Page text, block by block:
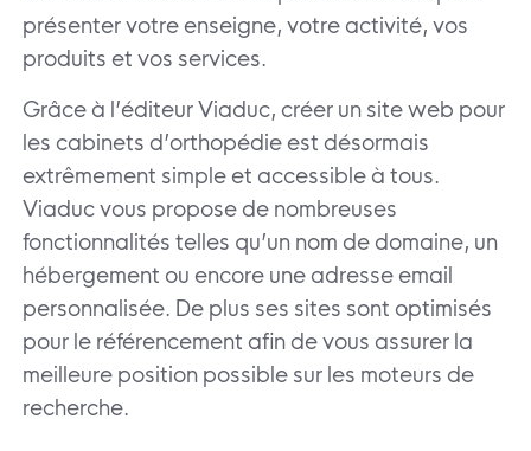
présenter votre enseigne, votre activité, vos
produits et vos services.
Grâce à l’éditeur Viaduc, créer un site web pour
les cabinets d’orthopédie est désormais
extrêmement simple et accessible à tous.
Viaduc vous propose de nombreuses
fonctionnalités telles qu’un nom de domaine, un
hébergement ou encore une adresse email
personnalisée. De plus ses sites sont optimisés
pour le référencement afin de vous assurer la
meilleure position possible sur les moteurs de
recherche.